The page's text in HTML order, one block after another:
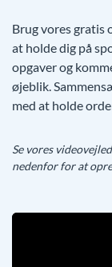
Brug vores
at holde dig på
opgaver og
øjeblik.
med at holde
Se vores
nedenfor for at